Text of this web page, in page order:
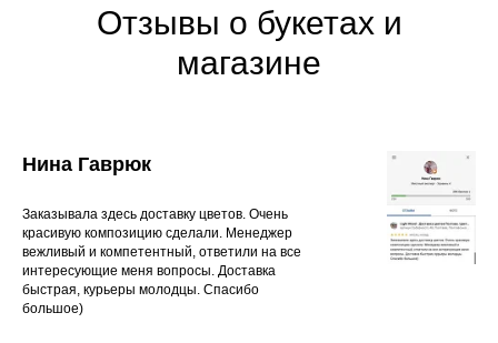
Отзывы о букетах и
магазине
Нина Гаврюк
Заказывала здесь доставку цветов. Очень
красивую композицию сделали. Менеджер
вежливый и компетентный, ответили на все
интересующие меня вопросы. Доставка
быстрая, курьеры молодцы. Спасибо
большое)